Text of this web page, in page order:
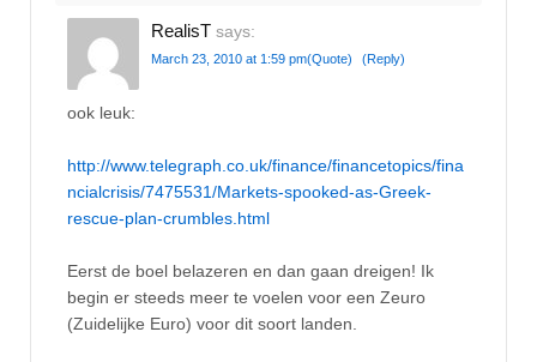
RealisT says:
March 23, 2010 at 1:59 pm(Quote) (Reply)
ook leuk:
http://www.telegraph.co.uk/finance/financetopics/fina
ncialcrisis/7475531/Markets-spooked-as-Greek-
rescue-plan-crumbles.html
Eerst de boel belazeren en dan gaan dreigen! Ik
begin er steeds meer te voelen voor een Zeuro
(Zuidelijke Euro) voor dit soort landen.